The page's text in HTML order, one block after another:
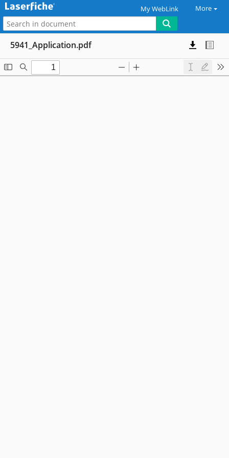
My WebLink More
5941_Application.pdf